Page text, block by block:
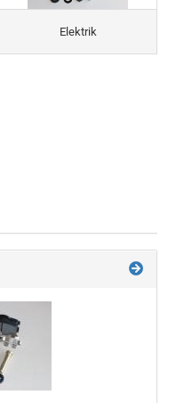
Elektrik